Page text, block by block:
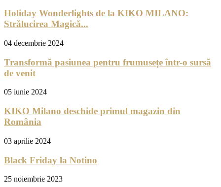
Holiday Wonderlights de la KIKO MILANO:
Strălucirea Magică...
04 decembrie 2024
Transformă pasiunea pentru frumusețe într-o sursă
de venit
05 iunie 2024
KIKO Milano deschide primul magazin din
România
03 aprilie 2024
Black Friday la Notino
25 noiembrie 2023